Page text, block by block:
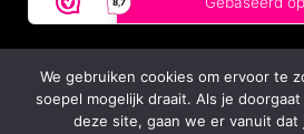
Copyright Luxe
| BTW nummer:
We gebruiken cookies om ervoor te
soepel mogelijk draait. Als je
deze site, gaan we er vanuit dat
Charlotte Lkocht onlangs wc